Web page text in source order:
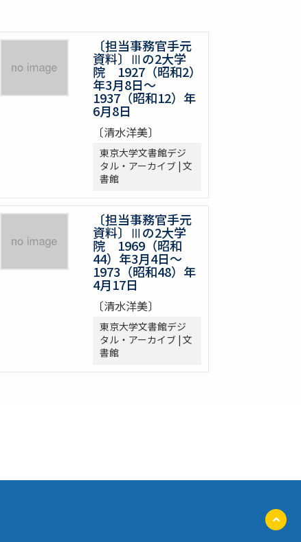
〔担当事務官手元
資料〕Ⅲの2大学
院 1927（昭和2）
年3月8日～
1937（昭和12）年
6月8日
〔清水洋美〕
東京大学文書館デジ
タル・アーカイブ | 文
書館
〔担当事務官手元
資料〕Ⅲの2大学
院 1969（昭和
44）年3月4日～
1973（昭和48）年
4月17日
〔清水洋美〕
東京大学文書館デジ
タル・アーカイブ | 文
書館